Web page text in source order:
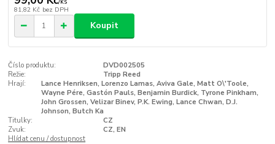
81,82 Kč bez DPH
Koupit
Číslo produktu:
DVD002505
Režie:
Tripp Reed
Hrají:
Lance Henriksen, Lorenzo Lamas, Aviva Gale, Matt O\'Toole,
Wayne Pére, Gastón Pauls, Benjamin Burdick, Tyrone Pinkham,
John Grossen, Velizar Binev, P.K. Ewing, Lance Chwan, D.J.
Johnson, Butch Ka
Titulky:
CZ
Zvuk:
CZ, EN
Hlídat cenu / dostupnost